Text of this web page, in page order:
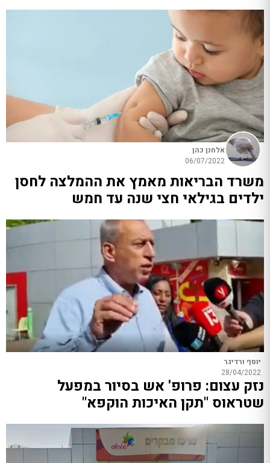
אלחנן כהן
06/07/2022
משרד הבריאות מאמץ את ההמלצה לחסן
ילדים בגילאי חצי שנה עד חמש
יוסף ורדיגר
28/04/2022
נזק עצום: פרופ' אש בסיור במפעל
שטראוס "תקן האיכות הוקפא"